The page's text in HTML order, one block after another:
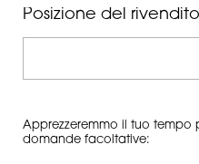
Posizione del
Apprezzeremmo il tuo tempo
domande facoltative: